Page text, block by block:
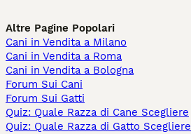
Altre Pagine Popolari
Cani in Vendita a Milano
Cani in Vendita a Roma
Cani in Vendita a Bologna
Forum Sui Cani
Forum Sui Gatti
Quiz: Quale Razza di Cane Scegliere
Quiz: Quale Razza di Gatto Scegliere